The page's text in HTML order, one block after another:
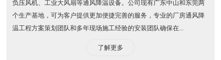
负压风机、工业大风扇等通风降温设备。公司现有广东中山和东莞两
个生产基地，可为客户提供更加便捷完善的服务，专业的厂房通风降
温工程方案策划团队和多年现场施工经验的安装团队确保在...
了解更多